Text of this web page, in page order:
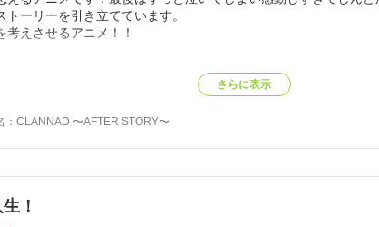
トーリーを引き立てています。
考えさせるアニメ！！
さらに表示
： CLANNAD 〜AFTER STORY〜
！